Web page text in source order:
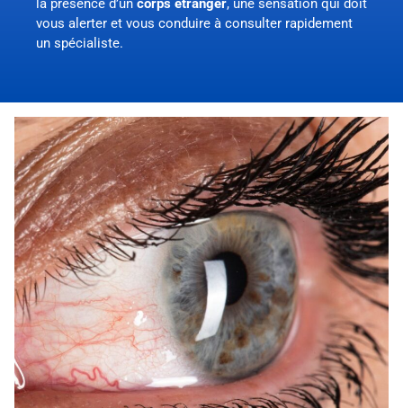
la présence d’un corps étranger, une sensation qui doit
vous alerter et vous conduire à consulter rapidement
un spécialiste.